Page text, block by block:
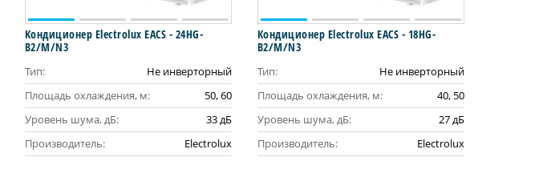
Кондиционер Electrolux EACS - 24HG-
B2/M/N3
Тип:
Не инверторный
Площадь охлаждения, м:
50, 60
Уровень шума, дБ:
33 дБ
Производитель:
Electrolux
Кондиционер Electrolux EACS - 18HG-
B2/M/N3
Тип:
Не инверторный
Площадь охлаждения, м:
40, 50
Уровень шума, дБ:
27 дБ
Производитель:
Electrolux